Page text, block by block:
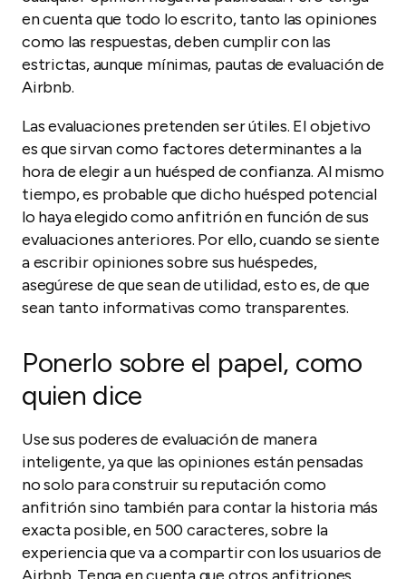
en cuenta que todo lo escrito, tanto las opiniones
como las respuestas, deben cumplir con las
estrictas, aunque mínimas, pautas de evaluación de
Airbnb.
Las evaluaciones pretenden ser útiles. El objetivo
es que sirvan como factores determinantes a la
hora de elegir a un huésped de confianza. Al mismo
tiempo, es probable que dicho huésped potencial
lo haya elegido como anfitrión en función de sus
evaluaciones anteriores. Por ello, cuando se siente
a escribir opiniones sobre sus huéspedes,
asegúrese de que sean de utilidad, esto es, de que
sean tanto informativas como transparentes.
Ponerlo sobre el papel, como
quien dice
Use sus poderes de evaluación de manera
inteligente, ya que las opiniones están pensadas
no solo para construir su reputación como
anfitrión sino también para contar la historia más
exacta posible, en 500 caracteres, sobre la
experiencia que va a compartir con los usuarios de